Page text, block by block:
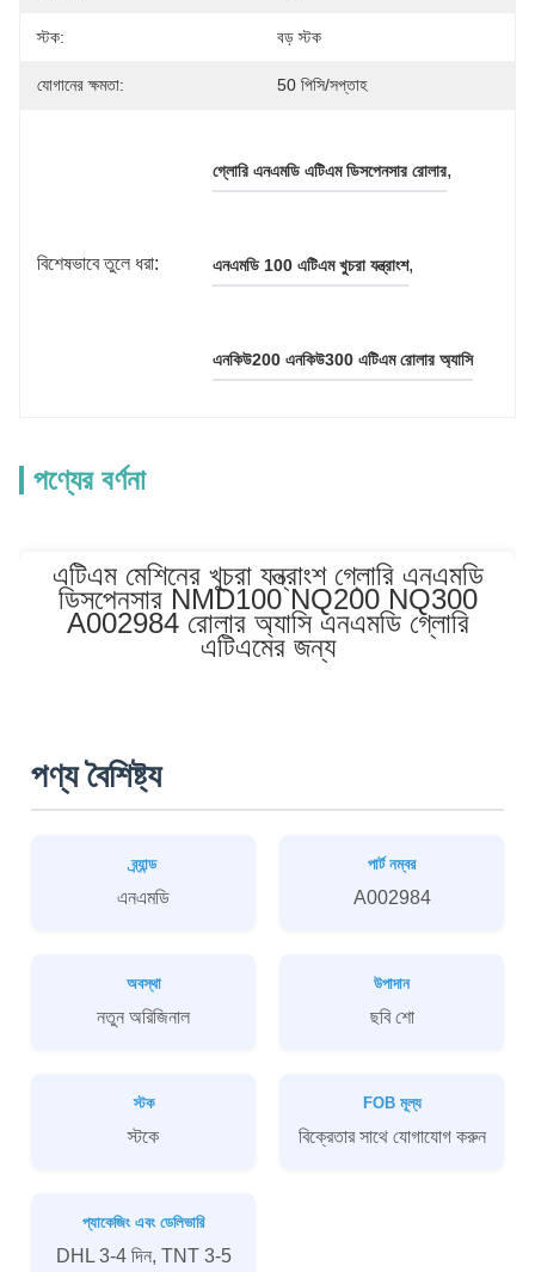
স্টক: বড় স্টক
যোগানের ক্ষমতা: 50 পিসি/সপ্তাহ
বিশেষভাবে তুলে ধরা:
গ্লোরি এনএমডি এটিএম ডিসপেনসার রোলার,
এনএমডি 100 এটিএম খুচরা যন্ত্রাংশ,
এনকিউ200 এনকিউ300 এটিএম রোলার অ্যাসি
পণ্যের বর্ণনা
এটিএম মেশিনের খুচরা যন্ত্রাংশ গ্লোরি এনএমডি
ডিসপেনসার NMD100 NQ200 NQ300
A002984 রোলার অ্যাসি এনএমডি গ্লোরি
এটিএমের জন্য
পণ্য বৈশিষ্ট্য
ব্র্যান্ড
এনএমডি
পার্ট নম্বর
A002984
অবস্থা
নতুন অরিজিনাল
উপাদান
ছবি শো
স্টক
স্টকে
FOB মূল্য
বিক্রেতার সাথে যোগাযোগ করুন
প্যাকেজিং এবং ডেলিভারি
DHL 3-4 দিন, TNT 3-5